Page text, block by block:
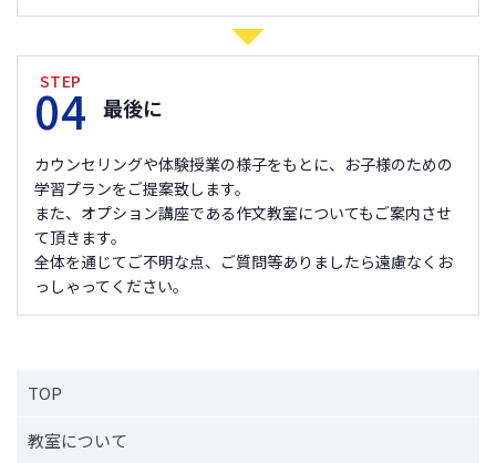
STEP
04 最後に
カウンセリングや体験授業の様子をもとに、お子様のための
学習プランをご提案致します。
また、オプション講座である作文教室についてもご案内させ
て頂きます。
全体を通じてご不明な点、ご質問等ありましたら遠慮なくお
っしゃってください。
TOP
教室について